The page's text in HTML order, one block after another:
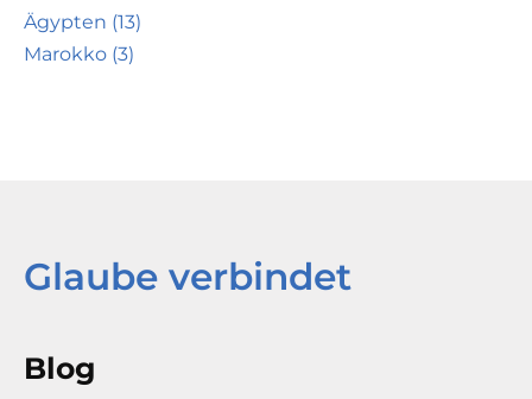
Ägypten (13)
Marokko (3)
Glaube verbindet
Blog